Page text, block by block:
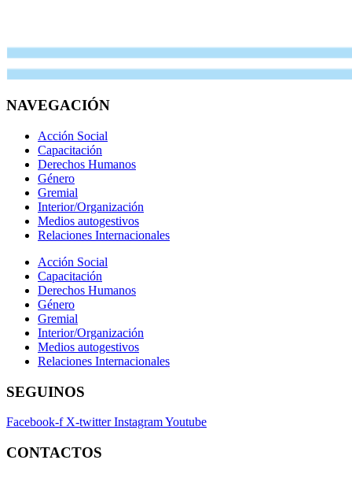
NAVEGACIÓN
Acción Social
Capacitación
Derechos Humanos
Género
Gremial
Interior/Organización
Medios autogestivos
Relaciones Internacionales
Acción Social
Capacitación
Derechos Humanos
Género
Gremial
Interior/Organización
Medios autogestivos
Relaciones Internacionales
SEGUINOS
Facebook-f X-twitter InstagramYoutube
CONTACTOS